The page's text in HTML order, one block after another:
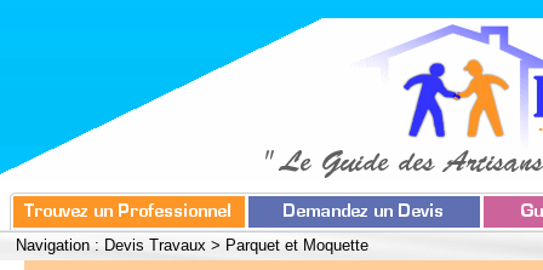
Navigation : Devis Travaux > Parquet et Moquette